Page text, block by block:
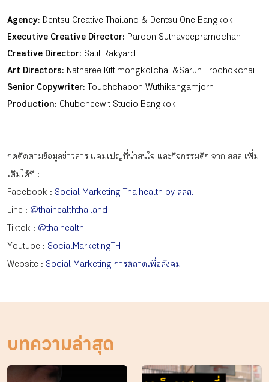
Agency: Dentsu Creative Thailand & Dentsu One Bangkok
Executive Creative Director: Paroon Suthaveepramochan
Creative Director: Satit Rakyard
Art Directors: Natnaree Kittimongkolchai & Sarun Erbchokchai
Senior Copywriter: Touchchapon Wuthikangamjorn
Production: Chubcheewit Studio Bangkok
กดติดตามข้อมูลข่าวสาร แคมเปญที่น่าสนใจ และกิจกรรมดีๆ จาก สสส เพิ่ม
เติมได้ที่ :
Facebook : Social Marketing Thaihealth by สสส.
Line : @thaihealththailand
Tiktok : @thaihealth
Youtube : SocialMarketingTH
Website : Social Marketing การตลาดเพื่อสังคม
บทความล่าสุด